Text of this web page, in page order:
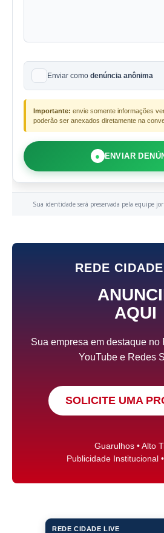
Enviar como denúncia anônima
Importante: envie somente informações
poderão ser anexados diretamente na
● ENVIAR
Sua identidade será preservada pela equipe
REDE
AQUI
Sua empresa em destaque no
YouTube e Redes
SOLICITE UMA
Guarulhos • Alto
Publicidade Institucional
REDE CIDADE LIVE